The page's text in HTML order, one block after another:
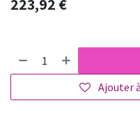
223,92€
Ajouter